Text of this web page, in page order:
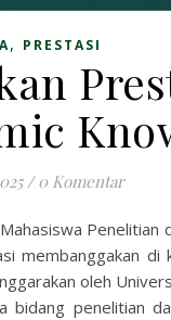
, PRESTASI
/ 0 Komentar
Penelitian
membanggakan di
oleh
bidang penelitian